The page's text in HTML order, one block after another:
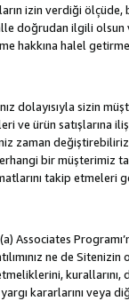
izin verdiği
doğrudan ilgili
hakkına halel
dolayısıyla sizin
ve ürün satışlarına
zaman
bir müşterimiz
takip etmeleri
Associates
ne de
kararlarını